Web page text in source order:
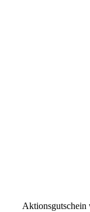
Aktionsgutschein